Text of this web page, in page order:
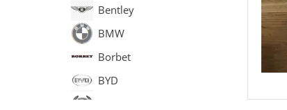
Bentley
BMW
Borbet
BYD